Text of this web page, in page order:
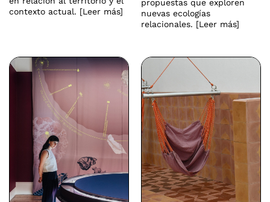
contexto actual. [Leer más]
propuestas que exploren
nuevas ecologías
relacionales. [Leer más]